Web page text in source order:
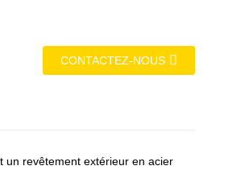
CONTACTEZ-NOUS
un revêtement extérieur en acier